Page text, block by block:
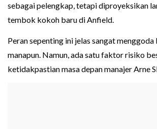
sebagai pelengkap, tetapi diproyeksikan
tembok kokoh baru di Anfield.
Peran sepenting ini jelas sangat menggoda
manapun. Namun, ada satu faktor risiko
ketidakpastian masa depan manajer Arne